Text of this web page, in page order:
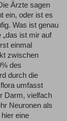
Ärzte sagen
ein, oder ist es
Was ist genau
ist mir auf
einmal
zwischen
des
durch die
umfasst
Darm, vielfach
Neuronen als
eine